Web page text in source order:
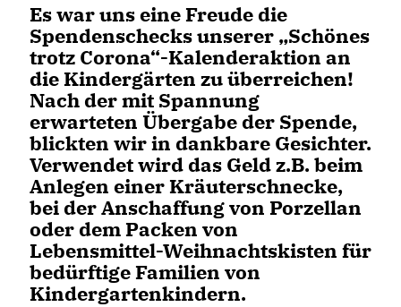
Es war uns eine Freude die
Spendenschecks unserer „Schönes
trotz Corona“-Kalenderaktion an
die Kindergärten zu überreichen!
Nach der mit Spannung
erwarteten Übergabe der Spende,
blickten wir in dankbare Gesichter.
Verwendet wird das Geld z.B. beim
Anlegen einer Kräuterschnecke,
bei der Anschaffung von Porzellan
oder dem Packen von
Lebensmittel-Weihnachtskisten für
bedürftige Familien von
Kindergartenkindern.